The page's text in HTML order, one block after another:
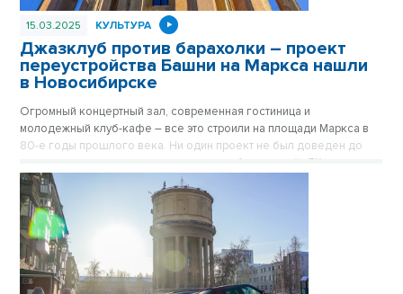
15.03.2025 КУЛЬТУРА
Джазклуб против барахолки – проект
переустройства Башни на Маркса нашли
в Новосибирске
Огромный концертный зал, современная гостиница и
молодежный клуб-кафе – все это строили на площади Маркса в
80-е годы прошлого века. Ни один проект не был доведен до
конца – площадь на долгие годы стала барахолкой, ДК
«Сибсельмаш» и гостиница «Интурист» – долгостроями, а Башня
на Маркса – бандитским притоном. Проект альтернативного
будущего самой культовой башни Новосибирска показали VN.ru
в городском архиве.